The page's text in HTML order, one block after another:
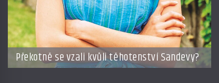
Překotně se vzali kvůli těhotenství Sandevy?